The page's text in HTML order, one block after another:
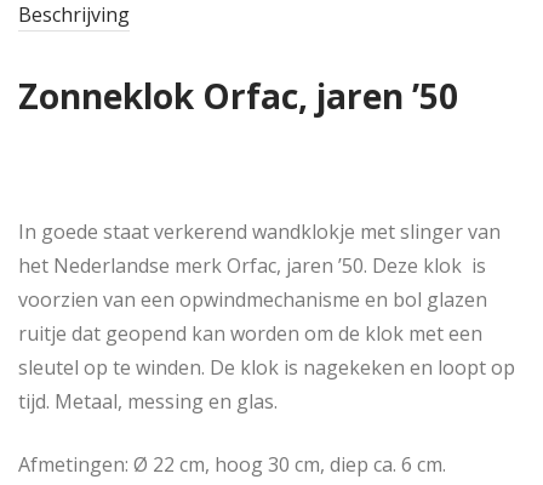
Beschrijving
Zonneklok Orfac, jaren ’50
In goede staat verkerend wandklokje met slinger van
het Nederlandse merk Orfac, jaren ’50. Deze klok is
voorzien van een opwindmechanisme en bol glazen
ruitje dat geopend kan worden om de klok met een
sleutel op te winden. De klok is nagekeken en loopt op
tijd. Metaal, messing en glas.
Afmetingen: Ø 22 cm, hoog 30 cm, diep ca. 6 cm.